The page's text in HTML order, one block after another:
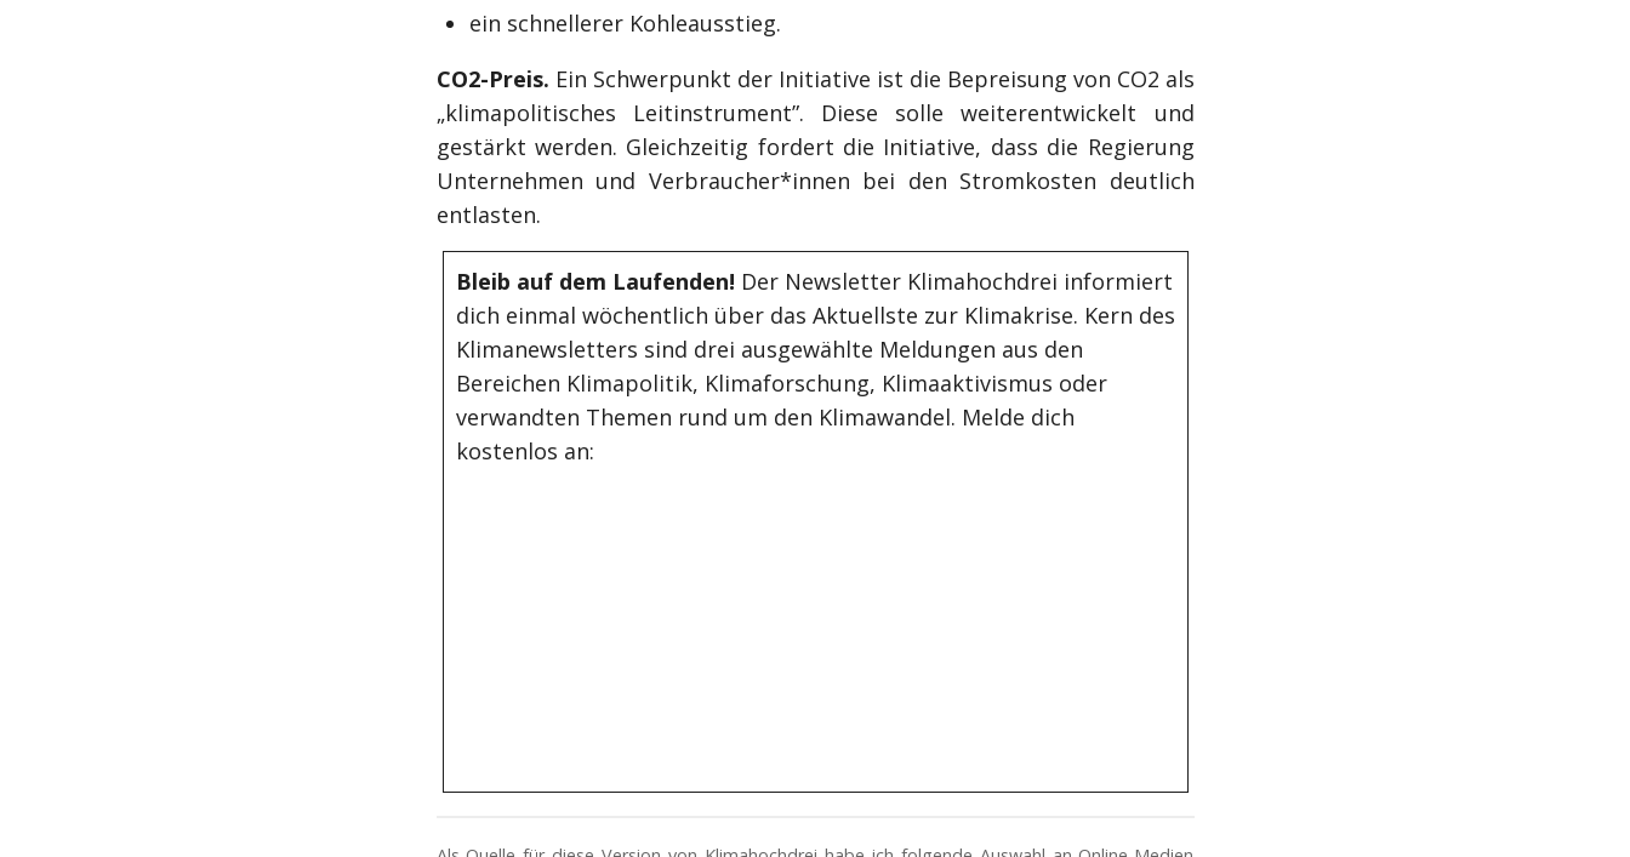
ein schnellerer Kohleausstieg.
CO2-Preis. Ein Schwerpunkt der Initiative ist die Bepreisung von CO2 als
„klimapolitisches Leitinstrument”. Diese solle weiterentwickelt und
gestärkt werden. Gleichzeitig fordert die Initiative, dass die Regierung
Unternehmen und Verbraucher*innen bei den Stromkosten deutlich
entlasten.
Bleib auf dem Laufenden! Der Newsletter Klimahochdrei informiert
dich einmal wöchentlich über das Aktuellste zur Klimakrise. Kern des
Klimanewsletters sind drei ausgewählte Meldungen aus den
Bereichen Klimapolitik, Klimaforschung, Klimaaktivismus oder
verwandten Themen rund um den Klimawandel. Melde dich
kostenlos an: